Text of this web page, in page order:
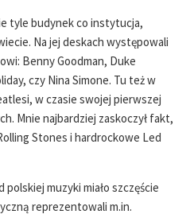
tyle budynek co instytucja,
Na jej deskach występowali
Benny Goodman, Duke
czy Nina Simone. Tu też w
w czasie swojej pierwszej
Mnie najbardziej zaskoczył fakt,
Stones i hardrockowe Led
muzyki miało szczęście
reprezentowali m.in.